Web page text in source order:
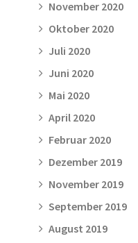
November 2020
Oktober 2020
Juli 2020
Juni 2020
Mai 2020
April 2020
Februar 2020
Dezember 2019
November 2019
September 2019
August 2019